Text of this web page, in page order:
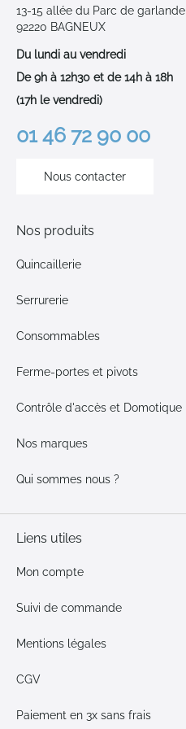
13-15 allée du Parc de garlande
92220 BAGNEUX
Du lundi au vendredi
De 9h à 12h30 et de 14h à 18h
(17h le vendredi)
01 46 72 90 00
Nous contacter
Nos produits
Quincaillerie
Serrurerie
Consommables
Ferme-portes et pivots
Contrôle d'accès et Domotique
Nos marques
Qui sommes nous ?
Liens utiles
Mon compte
Suivi de commande
Mentions légales
CGV
Paiement en 3x sans frais